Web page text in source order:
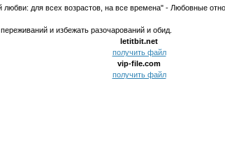
любви: для всех возрастов, на все времена" - Любовные
и избежать разочарований и обид.
letitbit.net
получить файл
vip-file.com
получить файл